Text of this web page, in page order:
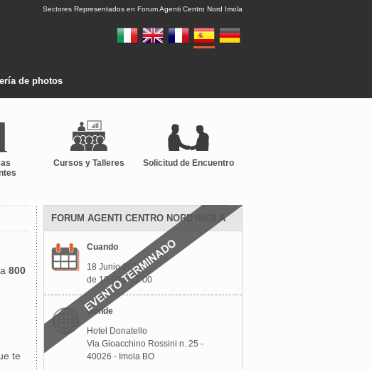
Sectores Representados en Forum Agenti Centro Nord Imola
de photos
Cursos y Talleres Solicitud de Encuentro
800
te
FORUM AGENTI CENTRO NORD IMOLA
Cuando
18 Junio 2026
de 10:00 a 17:00
Donde
Hotel Donatello
Via Gioacchino Rossini n. 25 -
40026 - Imola BO